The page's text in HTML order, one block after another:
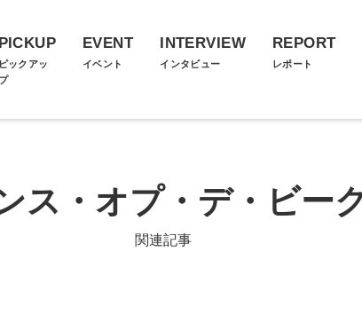
PICKUP
ピックアッ
プ
EVENT
イベント
INTERVIEW
インタビュー
REPORT
レポート
ス・オプ・デ・ビー
関連記事